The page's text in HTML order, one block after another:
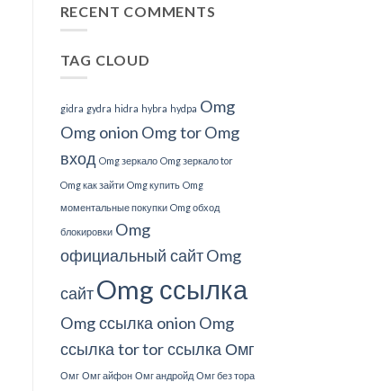
RECENT COMMENTS
TAG CLOUD
gidra gydra hidra hybra hydpa Omg
Omg onion Omg tor Omg
вход Omg зеркало Omg зеркало tor
Omg как зайти Omg купить Omg
моментальные покупки Omg обход
блокировки Omg
официальный сайт Omg
сайт Omg ссылка
Omg ссылка onion Omg
ссылка tortor ссылка Омг
Омг Омг айфон Омг андройд Омг без тора